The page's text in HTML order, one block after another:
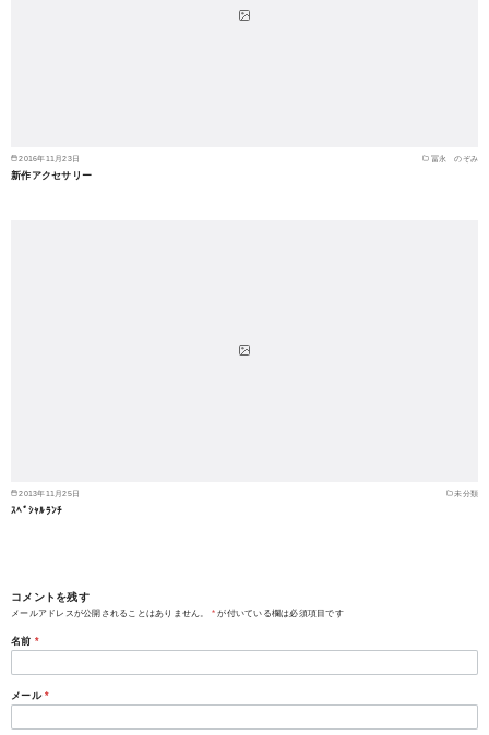
2016年11月23日 冨永 のぞみ
新作アクセサリー
2013年11月25日 未分類
ｽﾍﾟｼｬﾙﾗﾝﾁ
コメントを残す
メールアドレスが公開されることはありません。 * が付いている欄は必須項目です
名前 *
メール *